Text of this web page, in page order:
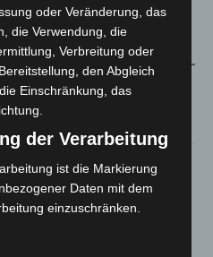
kehren nach
zurück
in Neuwarmbüchen schnell
oder Veränderung, das
die Verwendung, die
Verbreitung oder
den Abgleich
Einschränkung, das
der Verarbeitung
ist die Markierung
Daten mit dem
einzuschränken.